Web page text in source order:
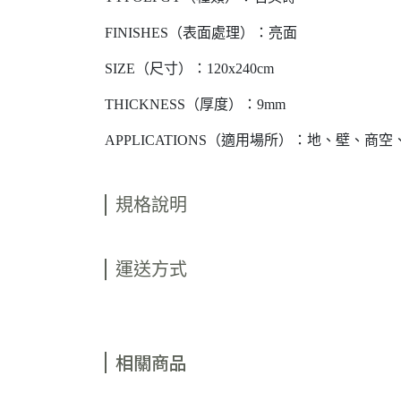
FINISHES（表面處理）：亮面
SIZE（尺寸）：120x240cm
THICKNESS（厚度）：9mm
APPLICATIONS（適用場所）：地、壁、商空
規格說明
運送方式
相關商品